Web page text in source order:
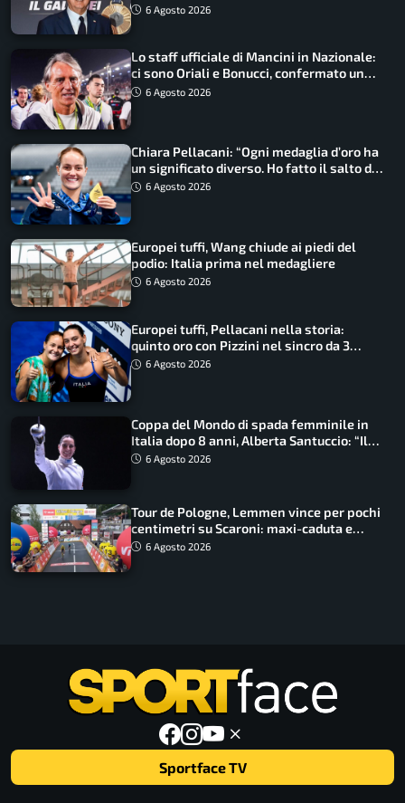
6 Agosto 2026
Lo staff ufficiale di Mancini in Nazionale:
ci sono Oriali e Bonucci, confermato un
ritorno
6 Agosto 2026
Chiara Pellacani: “Ogni medaglia d’oro ha
un significato diverso. Ho fatto il salto di
qualità”
6 Agosto 2026
Europei tuffi, Wang chiude ai piedi del
podio: Italia prima nel medagliere
6 Agosto 2026
Europei tuffi, Pellacani nella storia:
quinto oro con Pizzini nel sincro da 3
metri
6 Agosto 2026
Coppa del Mondo di spada femminile in
Italia dopo 8 anni, Alberta Santuccio: “Il
lavoro dà sempre i suoi frutti”
6 Agosto 2026
Tour de Pologne, Lemmen vince per pochi
centimetri su Scaroni: maxi-caduta e
tappa accorciata
6 Agosto 2026
Sportface TV